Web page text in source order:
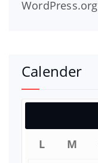
WordPress.org
Calender
L
M